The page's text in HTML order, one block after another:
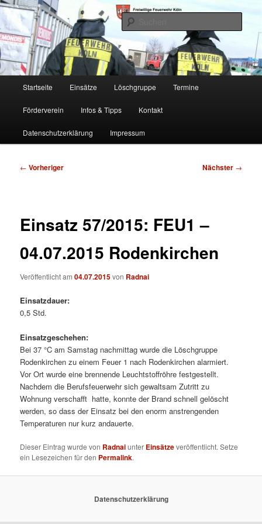
Zum
primären
Inhalt
springenFF Köln, LG RD
Freiwillige Feuerwehr Köln, Löschgruppe Rodenkirchen
Startseite Einsätze Löschgruppe Termine
Förderverein Infos & Tipps Kontakt
Datenschutzerklärung Impressum
Beitragsnavigation
← Vorheriger Nächster →
Einsatz 57/2015: FEU1 –
04.07.2015 Rodenkirchen
Veröffentlicht am04.07.2015von Radnai
Einsatzdauer:
0,5 Std.
Einsatzgeschehen:
Bei 37 °C am Samstag nachmittag wurde die Löschgruppe
Rodenkirchen zu einem Feuer 1 nach Rodenkirchen alarmiert.
Vor Ort wurde eine brennende Leuchtstoffröhre festgestellt.
Nachdem die Berufsfeuerwehr sich gewaltsam Zutritt zu
Wohnung verschafft hatte, konnte der Brand schnell gelöscht
werden, so dass der Einsatz bei den enorm anstrengenden
Temperaturen nur kurz andauerte.
Dieser Eintrag wurde von Radnaiunter Einsätzeveröffentlicht. Setze
ein Lesezeichen für den Permalink.
Datenschutzerklärung